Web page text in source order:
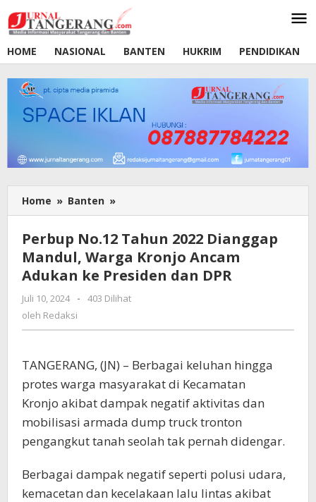
ke
konten
HOME
NASIONAL BANTEN HUKRIM PENDIDIKAN
Home » Banten »
No.12
2022
Dianggap
Mandul,
Kronjo
Adukan
Presiden
DPR
Perbup No.12 Tahun 2022 Dianggap
Mandul, Warga Kronjo Ancam
Adukan ke Presiden dan DPR
Juli 10, 2024
oleh
-
403 Dilihat
oleh Redaksi
TANGERANG, (JN) – Berbagai keluhan hingga
protes warga masyarakat di Kecamatan
Kronjo akibat dampak negatif aktivitas dan
mobilisasi armada dump truck tronton
pengangkut tanah seolah tak pernah didengar.
Berbagai dampak negatif seperti polusi udara,
kemacetan dan kecelakaan lalu lintas akibat